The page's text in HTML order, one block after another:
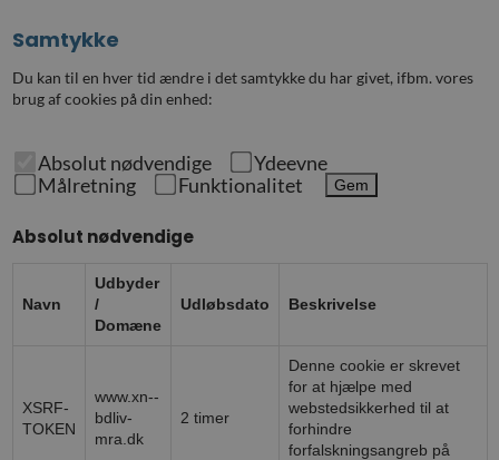
Samtykke
Du kan til en hver tid ændre i det samtykke du har givet, ifbm. vores
brug af cookies på din enhed:
Absolut nødvendige
Ydeevne
Målretning
Funktionalitet Gem
Absolut nødvendige
Navn
Udbyder
/
Domæne
Udløbsdato Beskrivelse
XSRF-
TOKEN
www.xn--
bdliv-
mra.dk
2 timer
Denne cookie er skrevet
for at hjælpe med
webstedsikkerhed til at
forhindre
forfalskningsangreb på